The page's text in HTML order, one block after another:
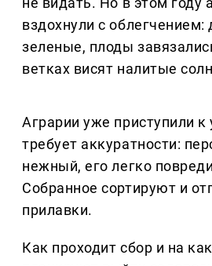
вздохнули с облегчением:
зеленые, плоды
ветках висят налитые
Аграрии уже приступили к
требует аккуратности:
нежный, его легко
Собранное сортируют и
прилавки.
Как проходит сбор и на